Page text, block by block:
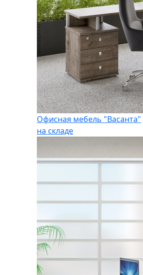
Офисная мебель "Васанта"
на складе